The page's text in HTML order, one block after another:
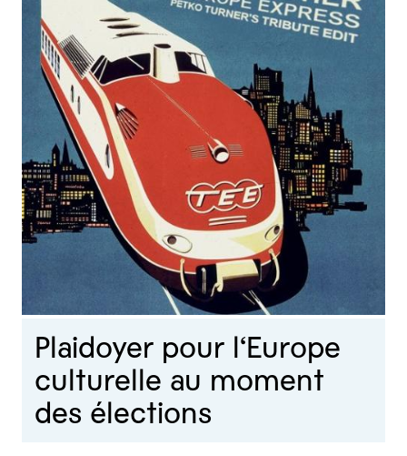
Plaidoyer pour l‘Europe
culturelle au moment
des élections